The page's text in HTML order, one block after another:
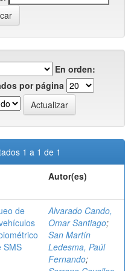
En orden:
por página
1 a 1 de 1
Autor(es)
de
SMS
Alvarado Cando,
Omar Santiago;
San Martín
Ledesma, Paúl
Fernando;